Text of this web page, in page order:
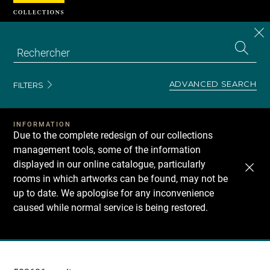
FILTERS ADVANCED SEARCH
INFORMATION
Due to the complete redesign of our collections
management tools, some of the information
displayed in our online catalogue, particularly
rooms in which artworks can be found, may not be
up to date. We apologise for any inconvenience
caused while normal service is being restored.
Recherche
Cookies management panel